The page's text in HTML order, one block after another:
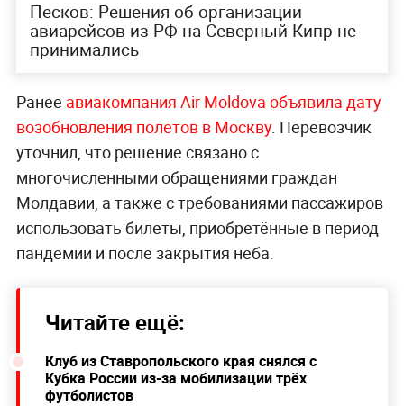
Песков: Решения об организации
авиарейсов из РФ на Северный Кипр не
принимались
Ранее авиакомпания Air Moldova объявила дату
возобновления полётов в Москву. Перевозчик
уточнил, что решение связано с
многочисленными обращениями граждан
Молдавии, а также с требованиями пассажиров
использовать билеты, приобретённые в период
пандемии и после закрытия неба.
Читайте ещё:
Клуб из Ставропольского края снялся с
Кубка России из-за мобилизации трёх
футболистов